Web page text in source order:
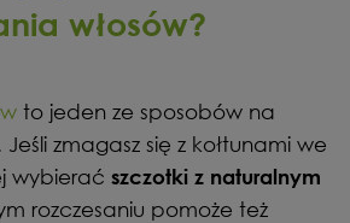
włosów?
to jeden ze sposobów na
zmagasz się z kołtunami we
wybierać szczotki z naturalnym
rozczesaniu pomoże też